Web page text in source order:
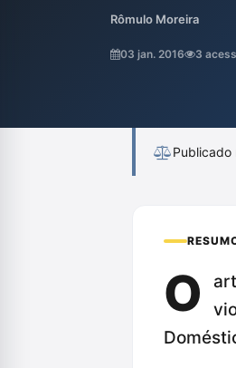
competência da
fiança deve ser
Rômulo Moreira
03 jan. 2016 3
Publicado
O